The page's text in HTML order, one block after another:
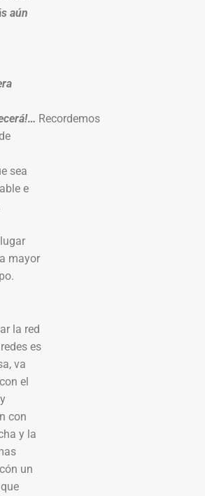
aún
… Recordemos
sea
e
mayor
la red
es
va
el
con
y la
un